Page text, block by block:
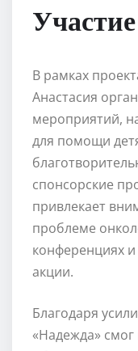
В рамках
Анастасия
мероприятий,
для помощи
спонсорские
привлекает
проблеме
конференциях
акции.
Благодаря
«Надежда»